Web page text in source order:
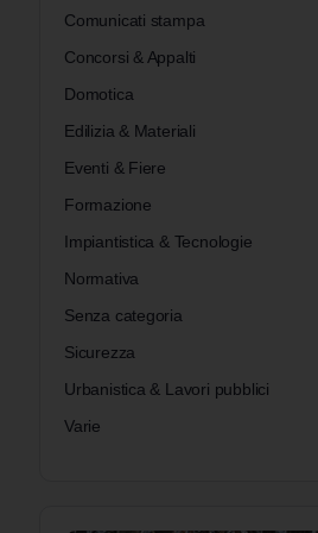
Comunicati stampa
Concorsi & Appalti
Domotica
Edilizia & Materiali
Eventi & Fiere
Formazione
Impiantistica & Tecnologie
Normativa
Senza categoria
Sicurezza
Urbanistica & Lavori pubblici
Varie